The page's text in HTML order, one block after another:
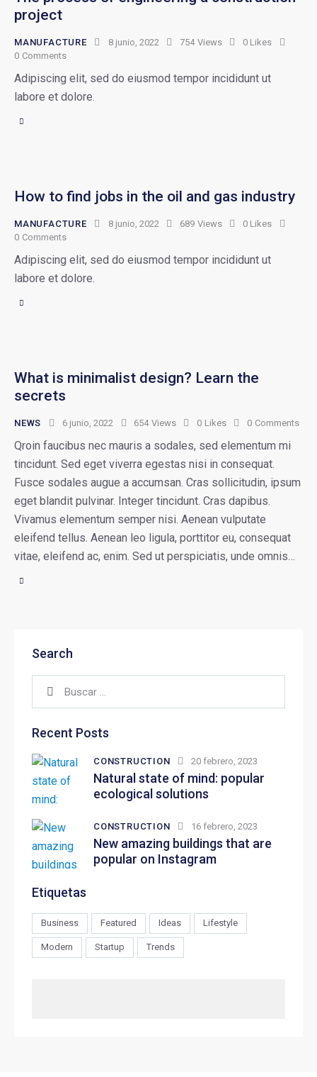
project
MANUFACTURE 8 junio, 2022 754 Views 0 Likes
0 Comments
Adipiscing elit, sed do eiusmod tempor incididunt ut
labore et dolore.
How to find jobs in the oil and gas industry
MANUFACTURE 8 junio, 2022 689 Views 0 Likes
0 Comments
Adipiscing elit, sed do eiusmod tempor incididunt ut
labore et dolore.
What is minimalist design? Learn the
secrets
NEWS 6 junio, 2022 654 Views 0 Likes 0 Comments
Qroin faucibus nec mauris a sodales, sed elementum mi
tincidunt. Sed eget viverra egestas nisi in consequat.
Fusce sodales augue a accumsan. Cras sollicitudin, ipsum
eget blandit pulvinar. Integer tincidunt. Cras dapibus.
Vivamus elementum semper nisi. Aenean vulputate
eleifend tellus. Aenean leo ligula, porttitor eu, consequat
vitae, eleifend ac, enim. Sed ut perspiciatis, unde omnis…
Search
Recent Posts
CONSTRUCTION 20 febrero, 2023
Natural state of mind: popular
ecological solutions
CONSTRUCTION 16 febrero, 2023
New amazing buildings that are
popular on Instagram
Etiquetas
Business Featured Ideas Lifestyle
Modern Startup Trends